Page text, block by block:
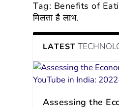
Tag: Benefits of
मिलता है लाभ.
LATEST
Assessing the